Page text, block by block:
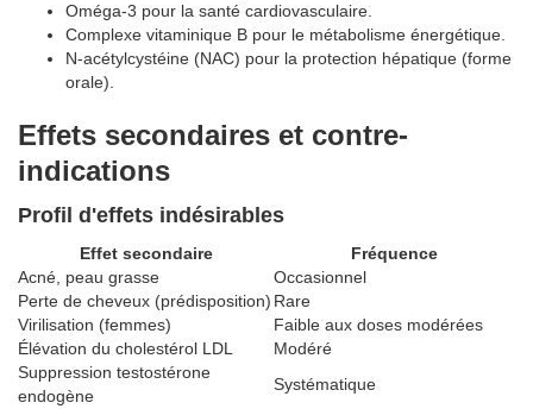
Oméga-3 pour la santé cardiovasculaire.
Complexe vitaminique B pour le métabolisme énergétique.
N-acétylcystéine (NAC) pour la protection hépatique (forme
orale).
Effets secondaires et contre-
indications
Profil d'effets indésirables
Effet secondaire
Fréquence
Acné, peau grasse
Occasionnel
Perte de cheveux (prédisposition) Rare
Virilisation (femmes)
Faible aux doses modérées
Élévation du cholestérol LDL
Modéré
Suppression testostérone
endogène
Systématique